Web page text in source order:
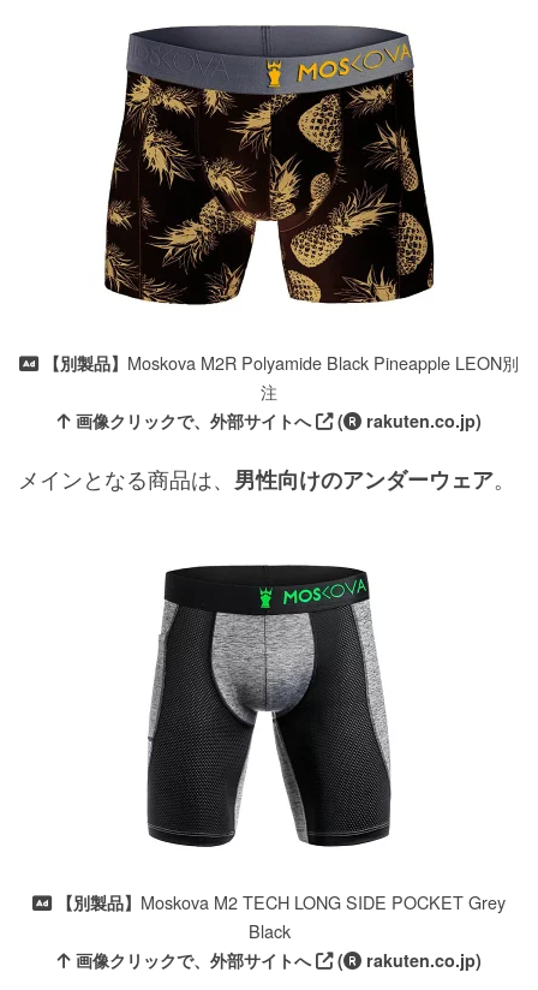
【別製品】 Moskova M2R Polyamide Black Pineapple LEON別
注
画像クリックで、外部サイトへ ( rakuten.co.jp)
メインとなる商品は、 男性向けのアンダーウェア。
【別製品】 Moskova M2 TECH LONG SIDE POCKET Grey
Black
画像クリックで、外部サイトへ ( rakuten.co.jp)